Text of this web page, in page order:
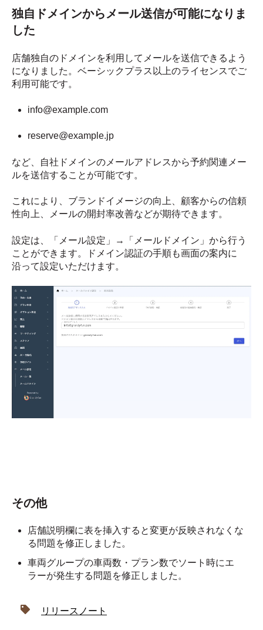
独自ドメインからメール送信が可能になりま
した
店舗独自のドメインを利用してメールを送信できるよう
になりました。ベーシックプラス以上のライセンスでご
利用可能です。
info@example.com
reserve@example.jp
など、自社ドメインのメールアドレスから予約関連メー
ルを送信することが可能です。
これにより、ブランドイメージの向上、顧客からの信頼
性向上、メールの開封率改善などが期待できます。
設定は、「メール設定」→「メールドメイン」から行う
ことができます。ドメイン認証の手順も画面の案内に
沿って設定いただけます。
その他
店舗説明欄に表を挿入すると変更が反映されなくな
る問題を修正しました。
車両グループの車両数・プラン数でソート時にエ
ラーが発生する問題を修正しました。
リリースノート